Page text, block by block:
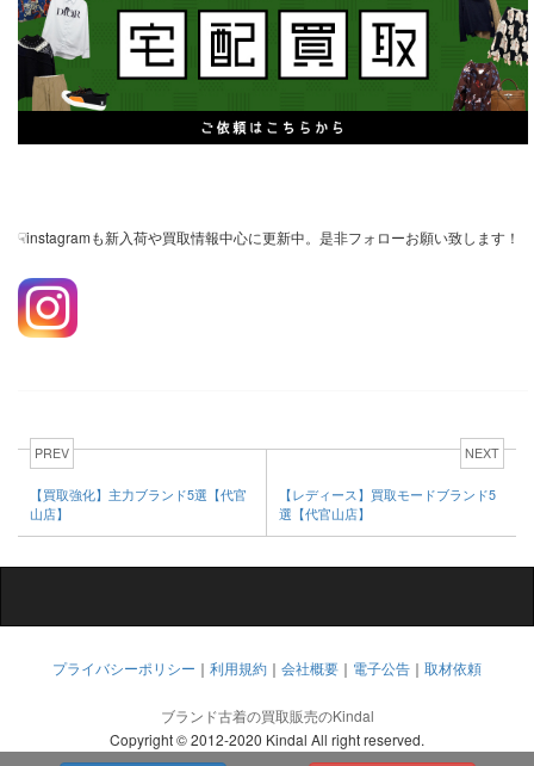
☟instagramも新入荷や買取情報中心に更新中。是非フォローお願い致します！
PREV
【買取強化】主力ブランド5選【代官
山店】
NEXT
【レディース】買取モードブランド5
選【代官山店】
プライバシーポリシー ｜ 利用規約 ｜ 会社概要 ｜ 電子公告 ｜ 取材依頼
ブランド古着の買取販売のKindal
Copyright © 2012-2020 Kindal All right reserved.